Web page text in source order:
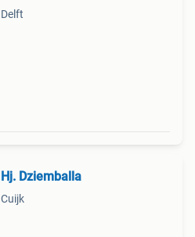
Delft
Hj. Dziemballa
Cuijk